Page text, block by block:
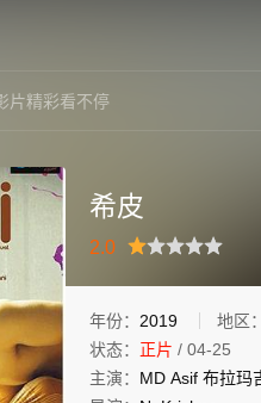
语高清电影免费在
希皮
2.0
很差 较差还行 推荐力荐
年份： 2019 地区：
状态： 正片 / 04-25
主演： MD Asif 布拉玛